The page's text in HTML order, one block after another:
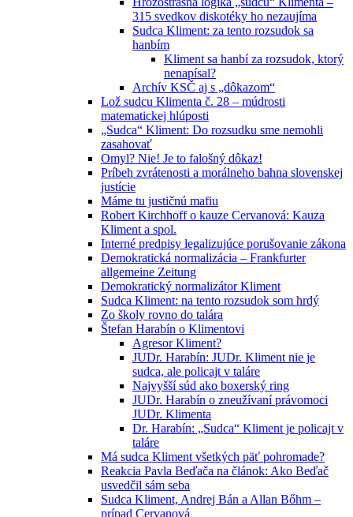
315 svedkov diskotéky ho nezaujíma
Sudca Kliment: za tento rozsudok sa
hanbím
Kliment sa hanbí za rozsudok, ktorý
nenapísal?
Archív KSČ aj s „dôkazom“
Lož sudcu Klimenta č. 28 – múdrosti
matematickej hlúposti
„Sudca“ Kliment: Do rozsudku sme nemohli
zasahovať
Omyl? Nie! Je to falošný dôkaz!
Príbeh zvrátenosti a morálneho bahna slovenskej
justície
Máme tu justičnú mafiu
Robert Kirchhoff o kauze Cervanová: Kauza
Kliment a spol.
Interné predpisy legalizujúce porušovanie zákona
Demokratická normalizácia – Frankfurter
allgemeine Zeitung
Demokratický normalizátor Kliment
Sudca Kliment: na tento rozsudok som hrdý
Zo školy rovno do talára
Štefan Harabín o Klimentovi
Agresor Kliment?
JUDr. Harabín: JUDr. Kliment nie je
sudca, ale policajt v taláre
Najvyšší súd ako boxerský ring
JUDr. Harabín o zneužívaní právomoci
JUDr. Klimenta
Dr. Harabín: „Sudca“ Kliment je policajt v
taláre
Má sudca Kliment všetkých päť pohromade?
Reakcia Pavla Beďača na článok: Ako Beďač
usvedčil sám seba
Sudca Kliment, Andrej Bán a Allan Bőhm –
prípad Cervanová